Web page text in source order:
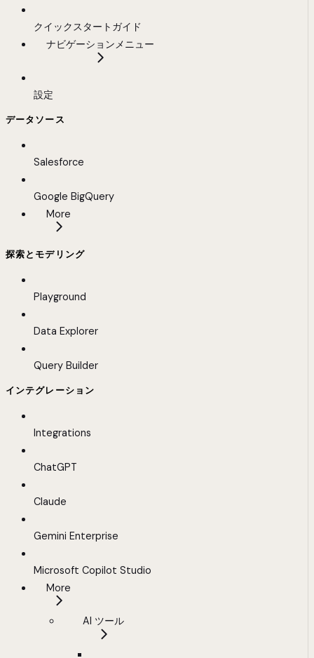
クイックスタートガイド
ナビゲーションメニュー
設定
データソース
Salesforce
Google BigQuery
More
探索とモデリング
Playground
Data Explorer
Query Builder
インテグレーション
Integrations
ChatGPT
Claude
Gemini Enterprise
Microsoft Copilot Studio
More
AI ツール